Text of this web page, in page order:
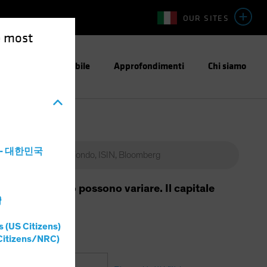
most
대한민국
(US Citizens)
NRC)
OUR SITES
Responsabile Approfondimenti Chi siamo
essi generato possono variare. Il capitale